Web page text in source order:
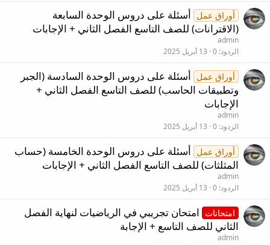
أوراق عمل أسئلة على دروس الوحدة السابعة
(الاقترانات) للصف التاسع الفصل الثاني + الإجابات
admin
الردود 0 13 أبريل 2025
أوراق عمل أسئلة على دروس الوحدة السادسة (الجبر
وتطبيقات الحاسب) للصف التاسع الفصل الثاني +
الإجابات
admin
الردود 0 13 أبريل 2025
أوراق عمل أسئلة على دروس الوحدة الخامسة (حساب
المثلثات) للصف التاسع الفصل الثاني + الإجابات
admin
الردود 0 13 أبريل 2025
امتحانات امتحان تجريبي في الرياضيات لنهاية الفصل
الثاني للصف التاسع + الإجابة
admin